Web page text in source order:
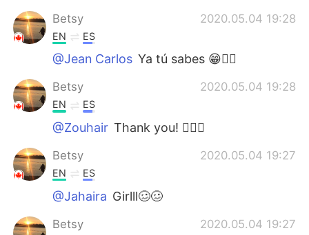
Betsy 2020.05.04 19:28
EN ES
@Jean Carlos Ya tú sabes 😁👌🏼
Betsy 2020.05.04 19:28
EN ES
@Zouhair Thank you! 👌🏼🌸
Betsy 2020.05.04 19:27
EN ES
@Jahaira Girlll🥴🥴
Betsy 2020.05.04 19:27